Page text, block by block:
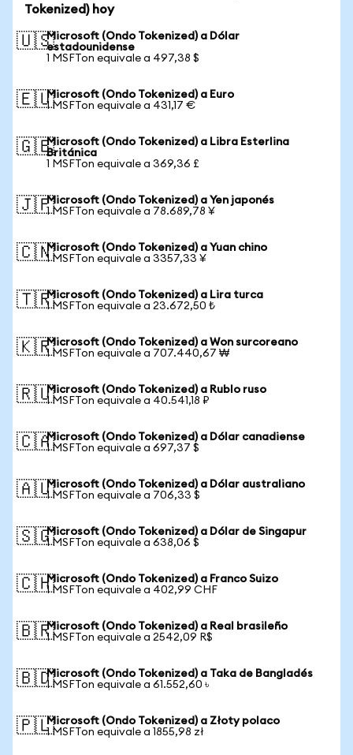
Tokenized) hoy
🇺🇸Microsoft (Ondo Tokenized) a Dólar
estadounidense
1 MSFTon equivale a 497,38 $
🇪🇺Microsoft (Ondo Tokenized) a Euro
1 MSFTon equivale a 431,17 €
🇬🇧Microsoft (Ondo Tokenized) a Libra Esterlina
Británica
1 MSFTon equivale a 369,36 £
🇯🇵Microsoft (Ondo Tokenized) a Yen japonés
1 MSFTon equivale a 78.689,78 ¥
🇨🇳Microsoft (Ondo Tokenized) a Yuan chino
1 MSFTon equivale a 3357,33 ¥
🇹🇷Microsoft (Ondo Tokenized) a Lira turca
1 MSFTon equivale a 23.672,50 ₺
🇰🇷Microsoft (Ondo Tokenized) a Won surcoreano
1 MSFTon equivale a 707.440,67 ₩
🇷🇺Microsoft (Ondo Tokenized) a Rublo ruso
1 MSFTon equivale a 40.541,18 ₽
🇨🇦Microsoft (Ondo Tokenized) a Dólar canadiense
1 MSFTon equivale a 697,37 $
🇦🇺Microsoft (Ondo Tokenized) a Dólar australiano
1 MSFTon equivale a 706,33 $
🇸🇬Microsoft (Ondo Tokenized) a Dólar de Singapur
1 MSFTon equivale a 638,06 $
🇨🇭Microsoft (Ondo Tokenized) a Franco Suizo
1 MSFTon equivale a 402,99 CHF
🇧🇷Microsoft (Ondo Tokenized) a Real brasileño
1 MSFTon equivale a 2542,09 R$
🇧🇩Microsoft (Ondo Tokenized) a Taka de Bangladés
1 MSFTon equivale a 61.552,60 ৳
🇵🇱Microsoft (Ondo Tokenized) a Złoty polaco
1 MSFTon equivale a 1855,98 zł